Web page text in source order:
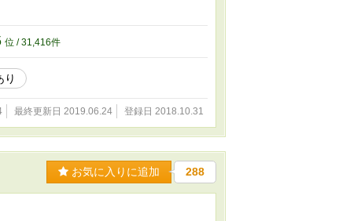
位 / 31,416件
り
最終更新日 2019.06.24 登録日 2018.10.31
お気に入りに追加 288